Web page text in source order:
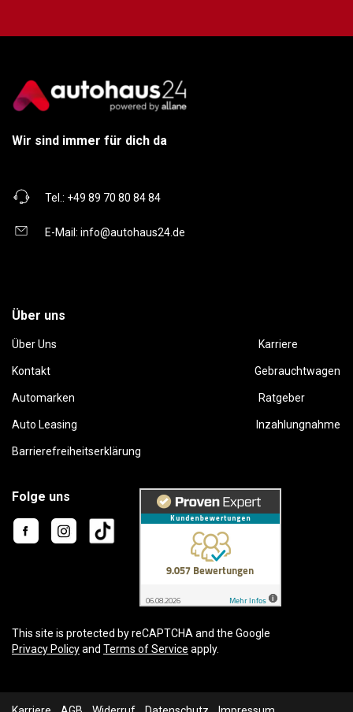
Wir sind immer für dich da
Tel.: +49 89 70 80 84 84
E-Mail: info@autohaus24.de
Über uns
Über Uns Karriere
Kontakt Gebrauchtwagen
Automarken Ratgeber
Auto Leasing Inzahlungnahme
Barrierefreiheitserklärung
Folge uns
This site is protected by reCAPTCHA and the Google
Privacy Policyand Terms of Service apply.